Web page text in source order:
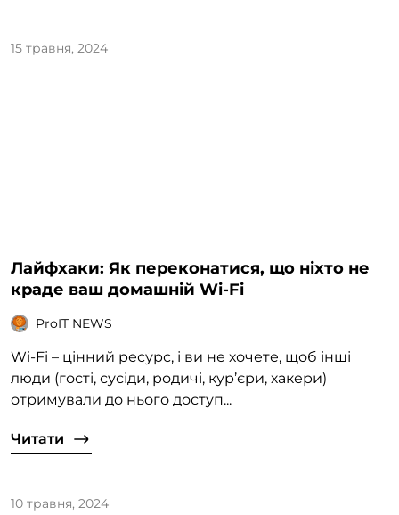
15 травня, 2024
Лайфхаки: Як переконатися, що ніхто не
краде ваш домашній Wi-Fi
ProIT NEWS
Wi-Fi – цінний ресурс, і ви не хочете, щоб інші
люди (гості, сусіди, родичі, кур’єри, хакери)
отримували до нього доступ...
Читати
10 травня, 2024